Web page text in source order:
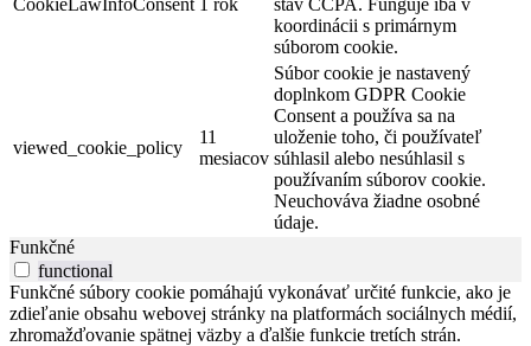
koordinácii s primárnym
súborom cookie.
viewed_cookie_policy
11
mesiacov
Súbor cookie je nastavený
doplnkom GDPR Cookie
Consent a používa sa na
uloženie toho, či používateľ
súhlasil alebo nesúhlasil s
používaním súborov cookie.
Neuchováva žiadne osobné
údaje.
Funkčné
functional
Funkčné súbory cookie pomáhajú vykonávať určité funkcie, ako je
zdieľanie obsahu webovej stránky na platformách sociálnych médií,
zhromažďovanie spätnej väzby a ďalšie funkcie tretích strán.